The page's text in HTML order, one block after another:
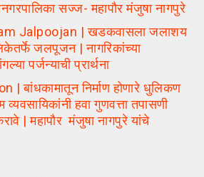
सज्ज- महापौर मंजुषा नागपुरे
Jalpoojan | खडकवासला जलाशय
जलपूजन | नागरिकांच्या
पर्जन्याची प्रार्थना
बांधकामातून निर्माण होणारे धुलिकण
व्यवसायिकांनी हवा गुणवत्ता तपासणी
| महापौर मंजुषा नागपुरे यांचे